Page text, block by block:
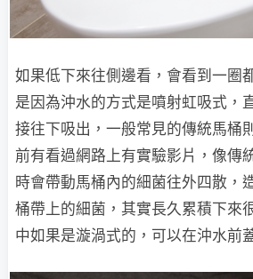
如果低下來往側邊看，會看到一圈
是因為沖水的方式是噴射虹吸式，
接往下吸出，一般常見的傳統馬桶
前有看過網路上有實驗影片，像傳
時會帶動馬桶內的細菌往外四散，
桶帶上的細菌，其實長久累積下來
中如果是漩渦式的，可以在沖水前